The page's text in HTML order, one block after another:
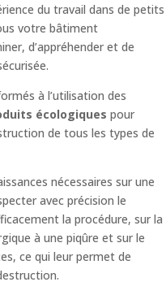
du travail dans de petits
votre bâtiment
d’appréhender et de
à l’utilisation des
écologiques pour
de tous les types de
nécessaires sur une
avec précision le
la procédure, sur la
à une piqûre et sur le
ce qui leur permet de